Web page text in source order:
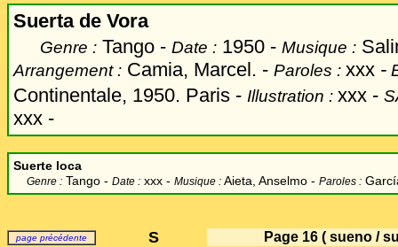
Suerta de Vora
Genre : Tango - Date : 1950 - Musique :
Arrangement : Camia, Marcel. - Paroles : xxx -
Continentale, 1950. Paris - Illustration : xxx -
xxx -
Suerte loca
Genre : Tango - Date : xxx - Musique : Aieta, Anselmo - Paroles :
page précédente S Page 16 ( sueno /